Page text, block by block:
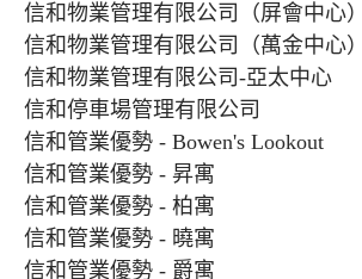
信和物業管理有限公司（屏會中心）
信和物業管理有限公司（萬金中心）
信和物業管理有限公司-亞太中心
信和停車場管理有限公司
信和管業優勢 - Bowen's Lookout
信和管業優勢 - 昇寓
信和管業優勢 - 柏寓
信和管業優勢 - 曉寓
信和管業優勢 - 爵寓